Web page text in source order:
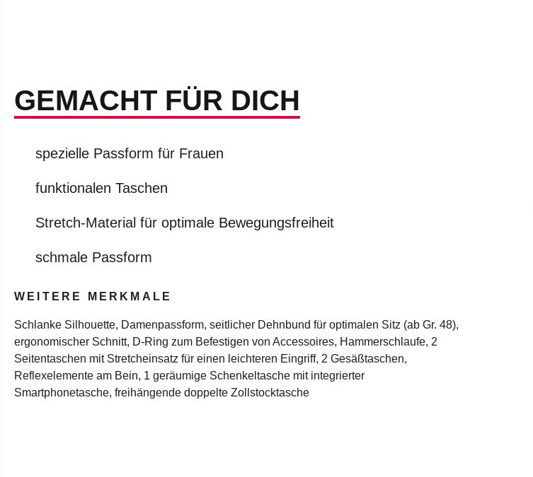
GEMACHT FÜR DICH
spezielle Passform für Frauen
funktionalen Taschen
Stretch-Material für optimale Bewegungsfreiheit
schmale Passform
WEITERE MERKMALE
Schlanke Silhouette, Damenpassform, seitlicher Dehnbund für optimalen Sitz (ab Gr. 48),
ergonomischer Schnitt, D-Ring zum Befestigen von Accessoires, Hammerschlaufe, 2
Seitentaschen mit Stretcheinsatz für einen leichteren Eingriff, 2 Gesäßtaschen,
Reflexelemente am Bein, 1 geräumige Schenkeltasche mit integrierter
Smartphonetasche, freihängende doppelte Zollstocktasche